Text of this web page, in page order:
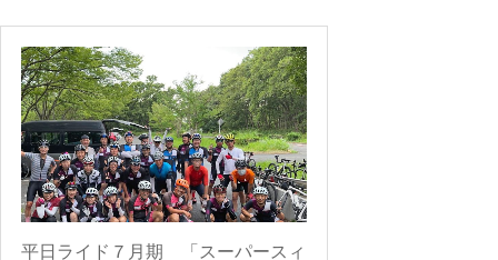
平日ライド７月期 「スーパースィ